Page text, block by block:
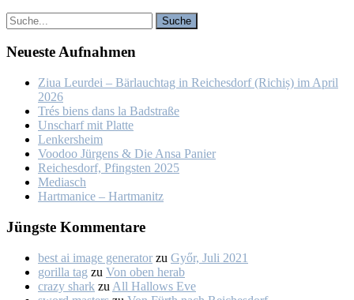
Neu­es­te Auf­nah­men
Ziua Leur­dei – Bär­lauch­tag in Rei­ches­dorf (Ri­chiș) im April
2026
Trés biens dans la Bad­stra­ße
Un­scharf mit Plat­te
Len­kers­heim
Voo­doo Jür­gens & Die An­sa Pa­nier
Rei­ches­dorf, Pfings­ten 2025
Me­dia­sch
Hart­ma­nice – Hart­ma­nitz
Jüngs­te Kom­men­ta­re
best ai image generator zu Győr, Ju­li 2021
gorilla tag zu Von oben her­ab
crazy shark zu All Hal­lows Eve